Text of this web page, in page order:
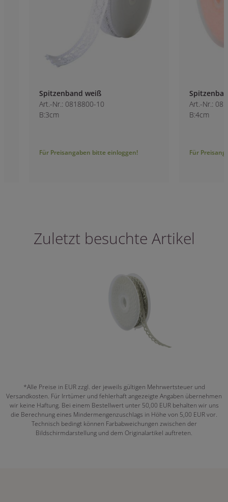
Spitzenband weiß
Art.-Nr.: 0818800-10
Für Preisangaben bitte einloggen!
Spitzenband
Art.-Nr.: 0819600-
Für Preisangaben
Zuletzt besuchte Artikel
*Alle Preise in EUR zzgl. der jeweils gültigen Mehrwertsteuer und
Versandkosten. Für Irrtümer und fehlerhaft angezeigte Angaben übernehmen
wir keine Haftung. Bei einem Bestellwert unter 50,00 EUR behalten wir uns
die Berechnung eines Mindermengenzuschlags in Höhe von 5,00 EUR vor.
Technisch bedingt können Farbabweichungen zwischen der
Bildschirmdarstellung und dem Originalartikel auftreten.